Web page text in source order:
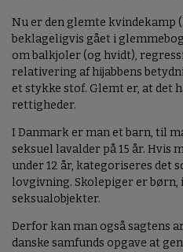
Nu er den glemte kvindekamp
beklageligvis gået i
om balkjoler (og hvidt),
relativering af hijabbens
et stykke stof. Glemt er, at det
rettigheder.
I Danmark er man et barn, til
seksuel lavalder på 15 år. Hvis
under 12 år, kategoriseres det
lovgivning. Skolepiger er
seksualobjekter.
Derfor kan man også sagtens
danske samfunds opgave at